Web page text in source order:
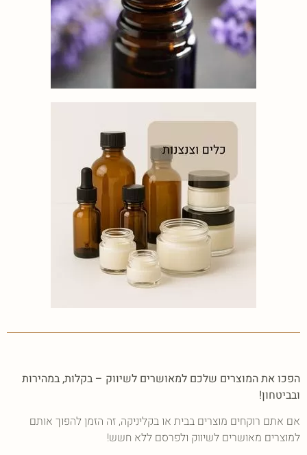
הפכו את המוצרים שלכם למאושרים לשיווק – בקלות, במהירות
ובביטחון!
אם אתם רוקחים מוצרים בבית או בקליניקה, זה הזמן להפוך אותם
למוצרים מאושרים לשיווק ולפרסם ללא חשש!